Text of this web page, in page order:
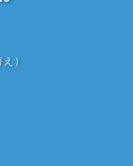
）